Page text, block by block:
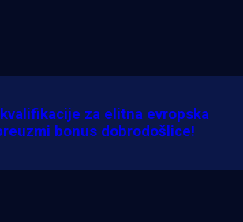
za elitna evropska
bonus dobrodošlice!